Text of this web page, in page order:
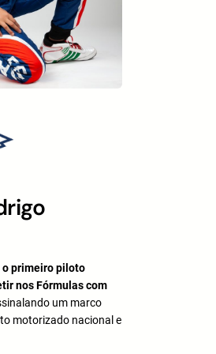
o primeiro piloto
nos Fórmulas com
um marco
motorizado nacional e